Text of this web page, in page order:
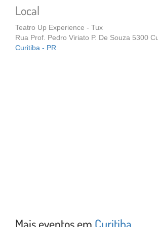
Local
Teatro Up Experience - Tux
Rua Prof. Pedro Viriato P. De Souza 5300
Curitiba - PR
Mais eventos em Curitiba